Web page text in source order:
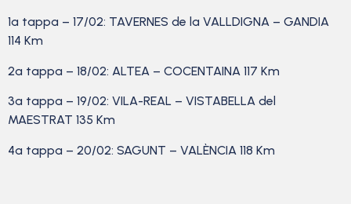
1a tappa – 17/02: TAVERNES de la VALLDIGNA – GANDIA
114 Km
2a tappa – 18/02: ALTEA – COCENTAINA 117 Km
3a tappa – 19/02: VILA-REAL – VISTABELLA del
MAESTRAT 135 Km
4a tappa – 20/02: SAGUNT – VALÈNCIA 118 Km